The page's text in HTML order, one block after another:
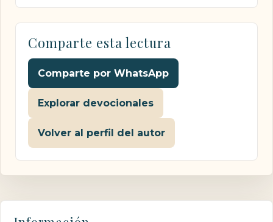
Comparte esta lectura
Comparte por WhatsApp
Explorar devocionales
Volver al perfil del autor